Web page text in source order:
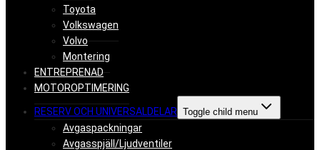
Toyota
Volkswagen
Volvo
Montering
ENTREPRENAD
MOTOROPTIMERING
RESERV OCH UNIVERSALDELAR Toggle child menu
Avgaspackningar
Avgasspjäll/Ljudventiler